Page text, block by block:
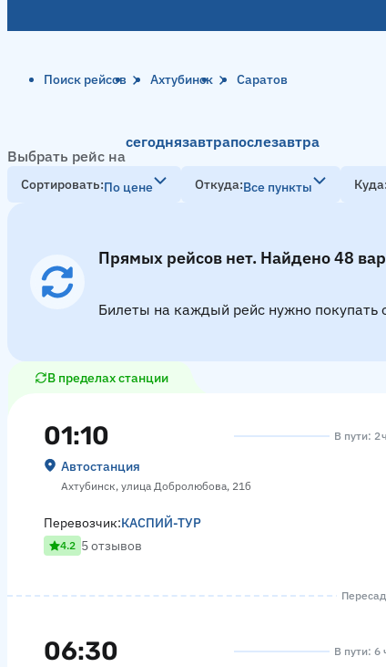
Поиск рейсов Ахтубинск Саратов
Выбрать рейс на
сегоднязавтрапослезавтра
Сортировать По цене Откуда Все пункты Куда
Прямых рейсов нет. Найдено 48
Билеты на каждый рейс нужно покупать
В пределах станции
01:10
Автостанция
Ахтубинск, улица Добролюбова, 21б
В пути: 2
Перевозчик:КАСПИЙ-ТУР
4.2 5 отзывов
06:30 В пути: 6